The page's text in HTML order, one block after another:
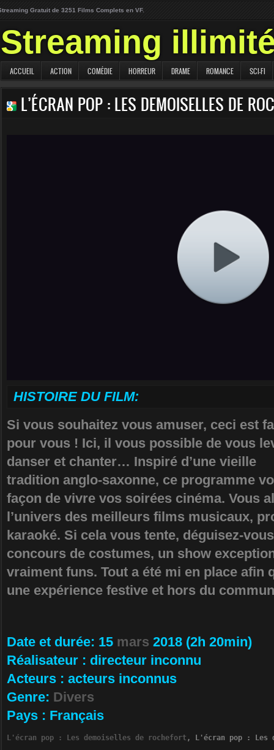
Gratuit de 3251 Films Complets en VF.
Streaming
ACCUEIL ACTION COMÉDIE HORREUR DRAME ROMANCE SCI-FI
L’ÉCRAN POP : LES DEMOISELLES DE
HISTOIRE DU FILM:
Si vous souhaitez vous amuser, ceci est
pour vous ! Ici, il vous possible de vous
danser et chanter… Inspiré d’une vieille
tradition anglo-saxonne, ce programme
façon de vivre vos soirées cinéma. Vous
l’univers des meilleurs films musicaux,
karaoké. Si cela vous tente, déguisez-
concours de costumes, un show
vraiment funs. Tout a été mi en place afin
une expérience festive et hors du
Da­te et durée: 15 mars 2018 (2h 20min)
Ré­alisateur : directeur inconnu
Ac­teurs : acteurs inconnus
Ge­nre: Divers
Pa­ys : Français
L'écran pop : Les demoiselles de rochefort , L'écran pop : Les